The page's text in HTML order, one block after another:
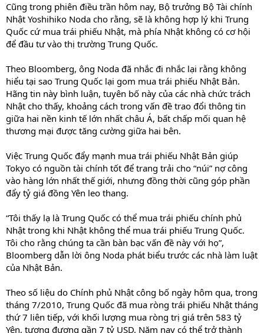
Cũng trong phiên điều trần hôm nay, Bộ trưởng Bộ Tài chính
Nhật Yoshihiko Noda cho rằng, sẽ là không hợp lý khi Trung
Quốc cứ mua trái phiếu Nhật, mà phía Nhật không có cơ hội
để đầu tư vào thị trường Trung Quốc.
Theo Bloomberg, ông Noda đã nhắc đi nhắc lại rằng không
hiểu tại sao Trung Quốc lại gom mua trái phiếu Nhật Bản.
Hãng tin này bình luận, tuyên bố này của các nhà chức trách
Nhật cho thấy, khoảng cách trong vấn đề trao đổi thông tin
giữa hai nền kinh tế lớn nhất châu Á, bất chấp mối quan hệ
thương mại được tăng cường giữa hai bên.
Việc Trung Quốc đẩy mạnh mua trái phiếu Nhật Bản giúp
Tokyo có nguồn tài chính tốt để trang trải cho “núi” nợ công
vào hàng lớn nhất thế giới, nhưng đồng thời cũng góp phần
đẩy tỷ giá đồng Yên leo thang.
“Tôi thấy lạ là Trung Quốc có thể mua trái phiếu chính phủ
Nhật trong khi Nhật không thể mua trái phiếu Trung Quốc.
Tôi cho rằng chúng ta cần bàn bạc vấn đề này với họ”,
Bloomberg dẫn lời ông Noda phát biểu trước các nhà làm luật
của Nhật Bản.
Theo số liệu do Chính phủ Nhật công bố ngày hôm qua, trong
tháng 7/2010, Trung Quốc đã mua ròng trái phiếu Nhật tháng
thứ 7 liên tiếp, với khối lượng mua ròng trị giá trên 583 tỷ
Yên, tương đương gần 7 tỷ USD. Năm nay có thể trở thành